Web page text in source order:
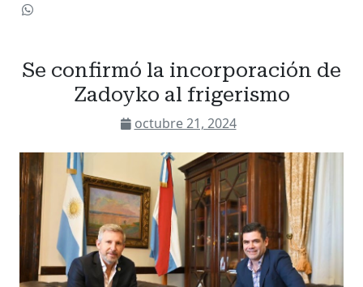
Se confirmó la incorporación de
Zadoyko al frigerismo
octubre 21, 2024